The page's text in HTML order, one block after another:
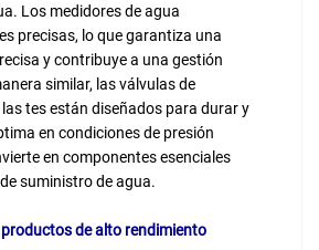
Los medidores de agua
precisas, lo que garantiza una
y contribuye a una gestión
similar, las válvulas de
tes están diseñados para durar y
en condiciones de presión
en componentes esenciales
suministro de agua.
de alto rendimiento